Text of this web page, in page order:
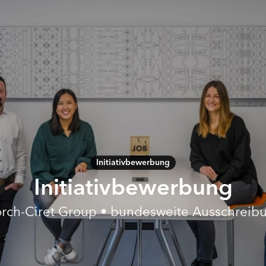
Initiativbewerbung
Initiativbewerbung
Ciret Group • bundesweite